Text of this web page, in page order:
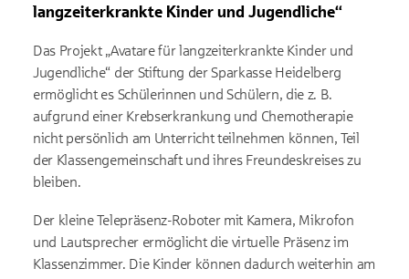
langzeiterkrankte Kinder und Jugendliche“
Das Projekt „Avatare für langzeiterkrankte Kinder und
Jugendliche“ der Stiftung der Sparkasse Heidelberg
ermöglicht es Schülerinnen und Schülern, die z. B.
aufgrund einer Krebserkrankung und Chemotherapie
nicht persönlich am Unterricht teilnehmen können, Teil
der Klassengemeinschaft und ihres Freundeskreises zu
bleiben.
Der kleine Telepräsenz-Roboter mit Kamera, Mikrofon
und Lautsprecher ermöglicht die virtuelle Präsenz im
Klassenzimmer. Die Kinder können dadurch weiterhin am